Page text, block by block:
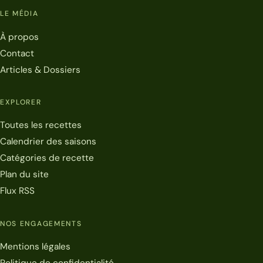
LE MÉDIA
À propos
Contact
Articles & Dossiers
EXPLORER
Toutes les recettes
Calendrier des saisons
Catégories de recette
Plan du site
Flux RSS
NOS ENGAGEMENTS
Mentions légales